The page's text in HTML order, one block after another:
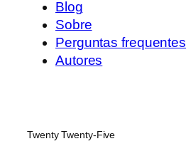
Blog
Sobre
Perguntas frequentes
Autores
Twenty Twenty-Five